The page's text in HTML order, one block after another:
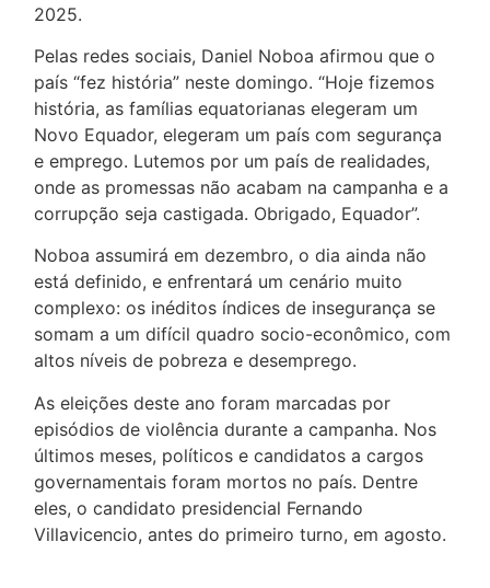
2025.
Pelas redes sociais, Daniel Noboa afirmou que o
país “fez história” neste domingo. “Hoje fizemos
história, as famílias equatorianas elegeram um
Novo Equador, elegeram um país com segurança
e emprego. Lutemos por um país de realidades,
onde as promessas não acabam na campanha e a
corrupção seja castigada. Obrigado, Equador”.
Noboa assumirá em dezembro, o dia ainda não
está definido, e enfrentará um cenário muito
complexo: os inéditos índices de insegurança se
somam a um difícil quadro socio-econômico, com
altos níveis de pobreza e desemprego.
As eleições deste ano foram marcadas por
episódios de violência durante a campanha. Nos
últimos meses, políticos e candidatos a cargos
governamentais foram mortos no país. Dentre
eles, o candidato presidencial Fernando
Villavicencio, antes do primeiro turno, em agosto.